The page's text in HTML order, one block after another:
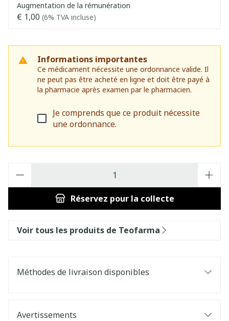
Augmentation de la rémunération
€ 1,00 (6% TVA incluse)
Informations importantes
Ce médicament nécessite une ordonnance valide. Il
ne peut pas être acheté en ligne et doit être payé à
la pharmacie après examen par le pharmacien.
Je comprends que ce produit nécessite
une ordonnance.
Réservez pour la collecte
Voir tous les produits de Teofarma
Méthodes de livraison disponibles
Avertissements